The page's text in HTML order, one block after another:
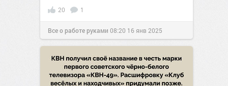
20 1
Все о работе руками 08:20 16 янв 2025